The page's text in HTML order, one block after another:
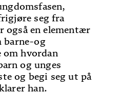
seg fra
også en elementær
barne-og
om hvordan
og unges
og begi seg ut på
han.